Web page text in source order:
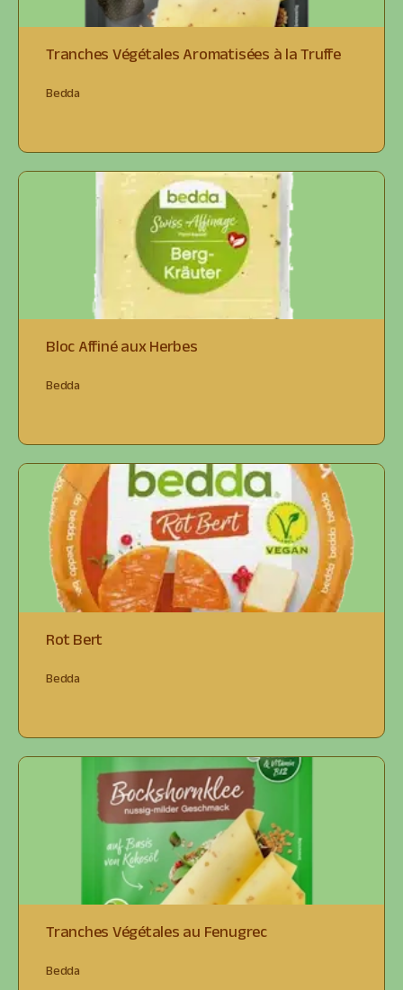
Tranches Végétales Aromatisées à la Truffe
Bedda
Bloc Affiné aux Herbes
Bedda
Rot Bert
Bedda
Tranches Végétales au Fenugrec
Bedda